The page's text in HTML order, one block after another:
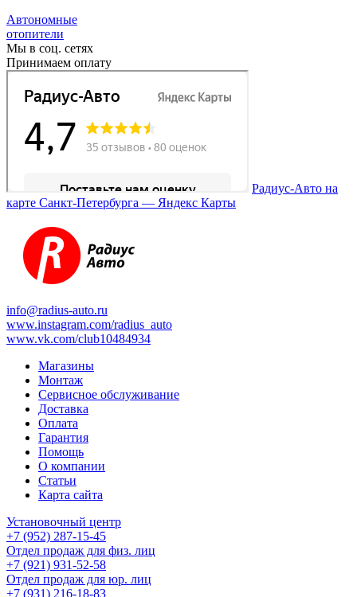
Автономные
отопители
Мы в соц. сетях
Принимаем оплату
Радиус-Авто на
карте Санкт‑Петербурга — Яндекс Карты
info@radius-auto.ru
www.instagram.com/radius_auto
www.vk.com/club10484934
Магазины
Монтаж
Сервисное обслуживание
Доставка
Оплата
Гарантия
Помощь
О компании
Статьи
Карта сайта
Установочный центр
+7 (952) 287-15-45
Отдел продаж для физ. лиц
+7 (921) 931-52-58
Отдел продаж для юр. лиц
+7 (931) 216-18-83